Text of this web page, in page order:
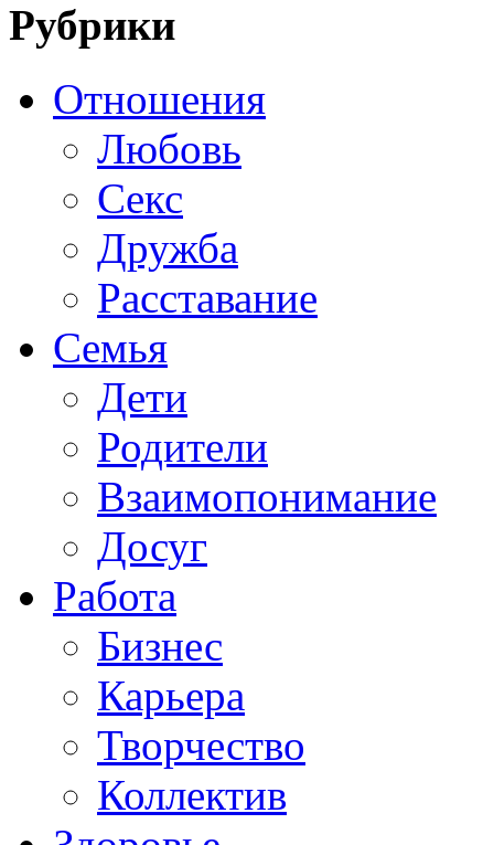
Рубрики
Отношения
Любовь
Секс
Дружба
Расставание
Семья
Дети
Родители
Взаимопонимание
Досуг
Работа
Бизнес
Карьера
Творчество
Коллектив